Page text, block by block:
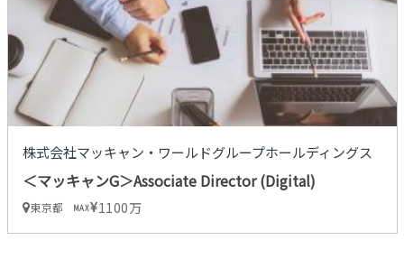
株式会社マッキャン・ワールドグループホールディングス
＜マッキャンG＞Associate Director (Digital)
東京都 MAX 1100万